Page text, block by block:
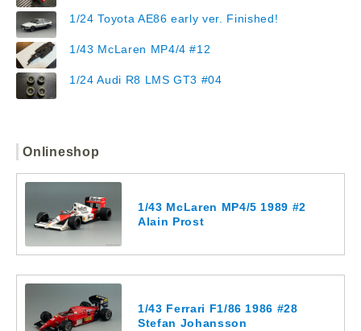
1/24 Toyota AE86 early ver. Finished!
1/43 McLaren MP4/4 #12
1/24 Audi R8 LMS GT3 #04
Onlineshop
1/43 McLaren MP4/5 1989 #2
Alain Prost
1/43 Ferrari F1/86 1986 #28
Stefan Johansson